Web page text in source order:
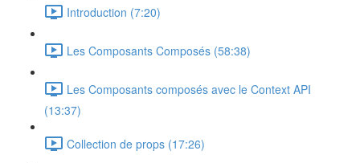
Introduction (7:20)
Les Composants Composés (58:38)
Les Composants composés avec le Context API
(13:37)
Collection de props (17:26)